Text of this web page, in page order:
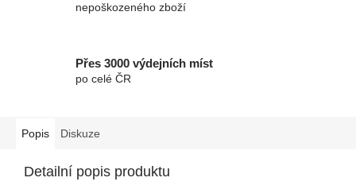
nepoškozeného zboží
Přes 3000 výdejních míst
po celé ČR
Popis Diskuze
Detailní popis produktu